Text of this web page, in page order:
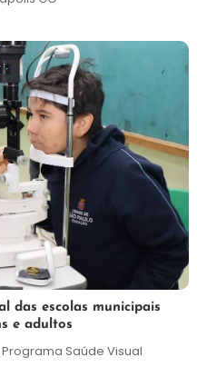
das escolas municipais
e adultos
Programa Saúde Visual